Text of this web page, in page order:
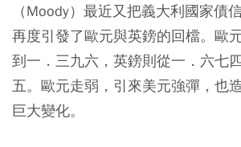
（Moody）最近又把義大利國家債
再度引發了歐元與英鎊的回檔。歐
到一．三九六，英鎊則從一．六七
五。歐元走弱，引來美元強彈，也
巨大變化。